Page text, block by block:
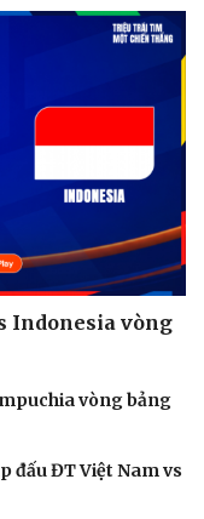
Indonesia vòng
vòng bảng
đấu ĐT Việt Nam vs